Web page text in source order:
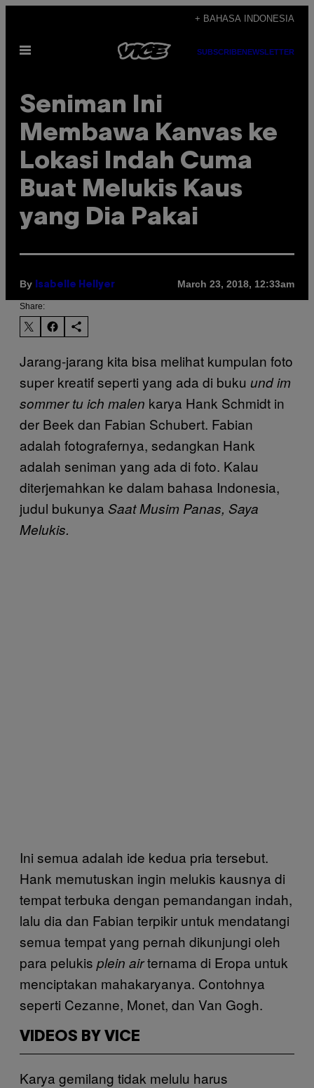
content
+ BAHASA INDONESIA
Open
SUBSCRIBENEWSLETTER
Seniman Ini
Membawa Kanvas ke
Lokasi Indah Cuma
Buat Melukis Kaus
yang Dia Pakai
By Isabelle Hellyer March 23, 2018, 12:33am
Share:
Jarang-jarang kita bisa melihat kumpulan foto
super kreatif seperti yang ada di buku und im
sommer tu ich malen karya Hank Schmidt in
der Beek dan Fabian Schubert. Fabian
adalah fotografernya, sedangkan Hank
adalah seniman yang ada di foto. Kalau
diterjemahkan ke dalam bahasa Indonesia,
judul bukunya Saat Musim Panas, Saya
Melukis.
Ini semua adalah ide kedua pria tersebut.
Hank memutuskan ingin melukis kausnya di
tempat terbuka dengan pemandangan indah,
lalu dia dan Fabian terpikir untuk mendatangi
semua tempat yang pernah dikunjungi oleh
para pelukis plein airternama di Eropa untuk
menciptakan mahakaryanya. Contohnya
seperti Cezanne, Monet, dan Van Gogh.
VIDEOS BY VICE
Karya gemilang tidak melulu harus